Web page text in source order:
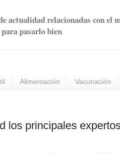
actualidad relacionadas con el
pasarlo bien
Alimentación Vacunación
los principales